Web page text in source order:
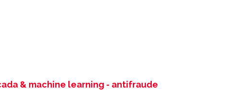
& machine learning - antifraude